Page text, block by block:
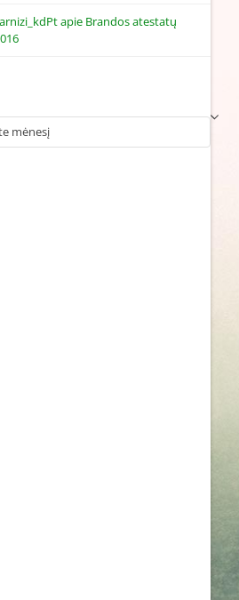
apie Brandos atestatų